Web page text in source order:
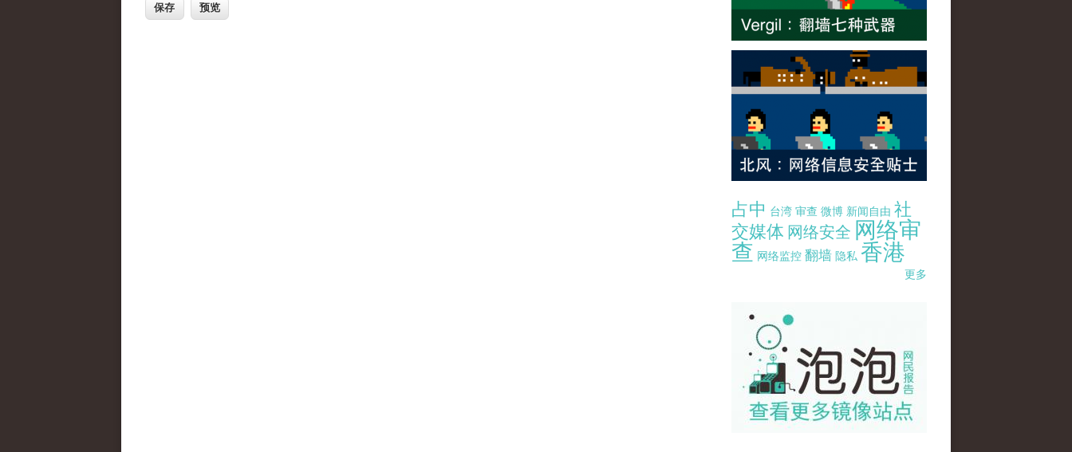
占中 台湾 审查 微博 新闻自由 社
交媒体 网络安全 网络审
查 网络监控 翻墙 隐私 香港
更多
pao-pao-banner-mirror-site-120814.jpg